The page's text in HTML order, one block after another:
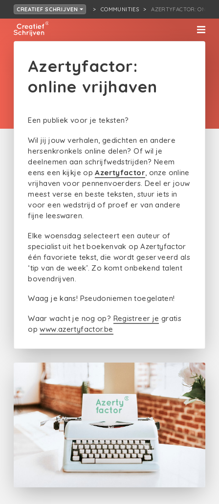
CREATIEF SCHRIJVEN COMMUNITIES AZERTYFACTOR:
Azertyfactor:
online vrijhaven
Een publiek voor je teksten?
Wil jij jouw verhalen, gedichten en andere
hersenkronkels online delen? Of wil je
deelnemen aan schrijfwedstrijden? Neem
eens een kijkje opAzertyfactor , onze online
vrijhaven voor pennenvoerders. Deel er jouw
meest verse en beste teksten, stuur iets in
voor een wedstrijd of proef er van andere
fijne leeswaren.
Elke woensdag selecteert een auteur of
specialist uit het boekenvak op Azertyfactor
één favoriete tekst, die wordt geserveerd als
‘tip van de week’. Zo komt onbekend talent
bovendrijven.
Waag je kans! Pseudoniemen toegelaten!
Waar wacht je nog op? Registreer je gratis
opwww.azertyfactor.be